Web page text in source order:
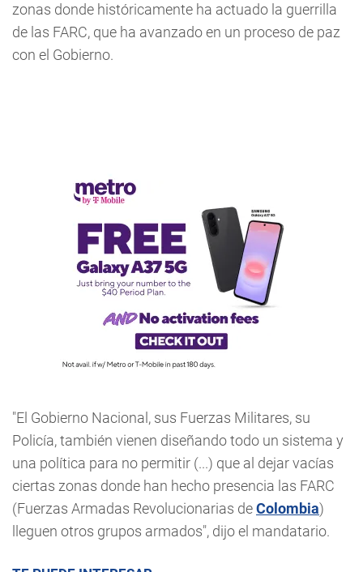
zonas donde históricamente ha actuado la guerrilla
de las FARC, que ha avanzado en un proceso de paz
con el Gobierno.
"El Gobierno Nacional, sus Fuerzas Militares, su
Policía, también vienen diseñando todo un sistema y
una política para no permitir (...) que al dejar vacías
ciertas zonas donde han hecho presencia las FARC
(Fuerzas Armadas Revolucionarias deColombia)
lleguen otros grupos armados", dijo el mandatario.